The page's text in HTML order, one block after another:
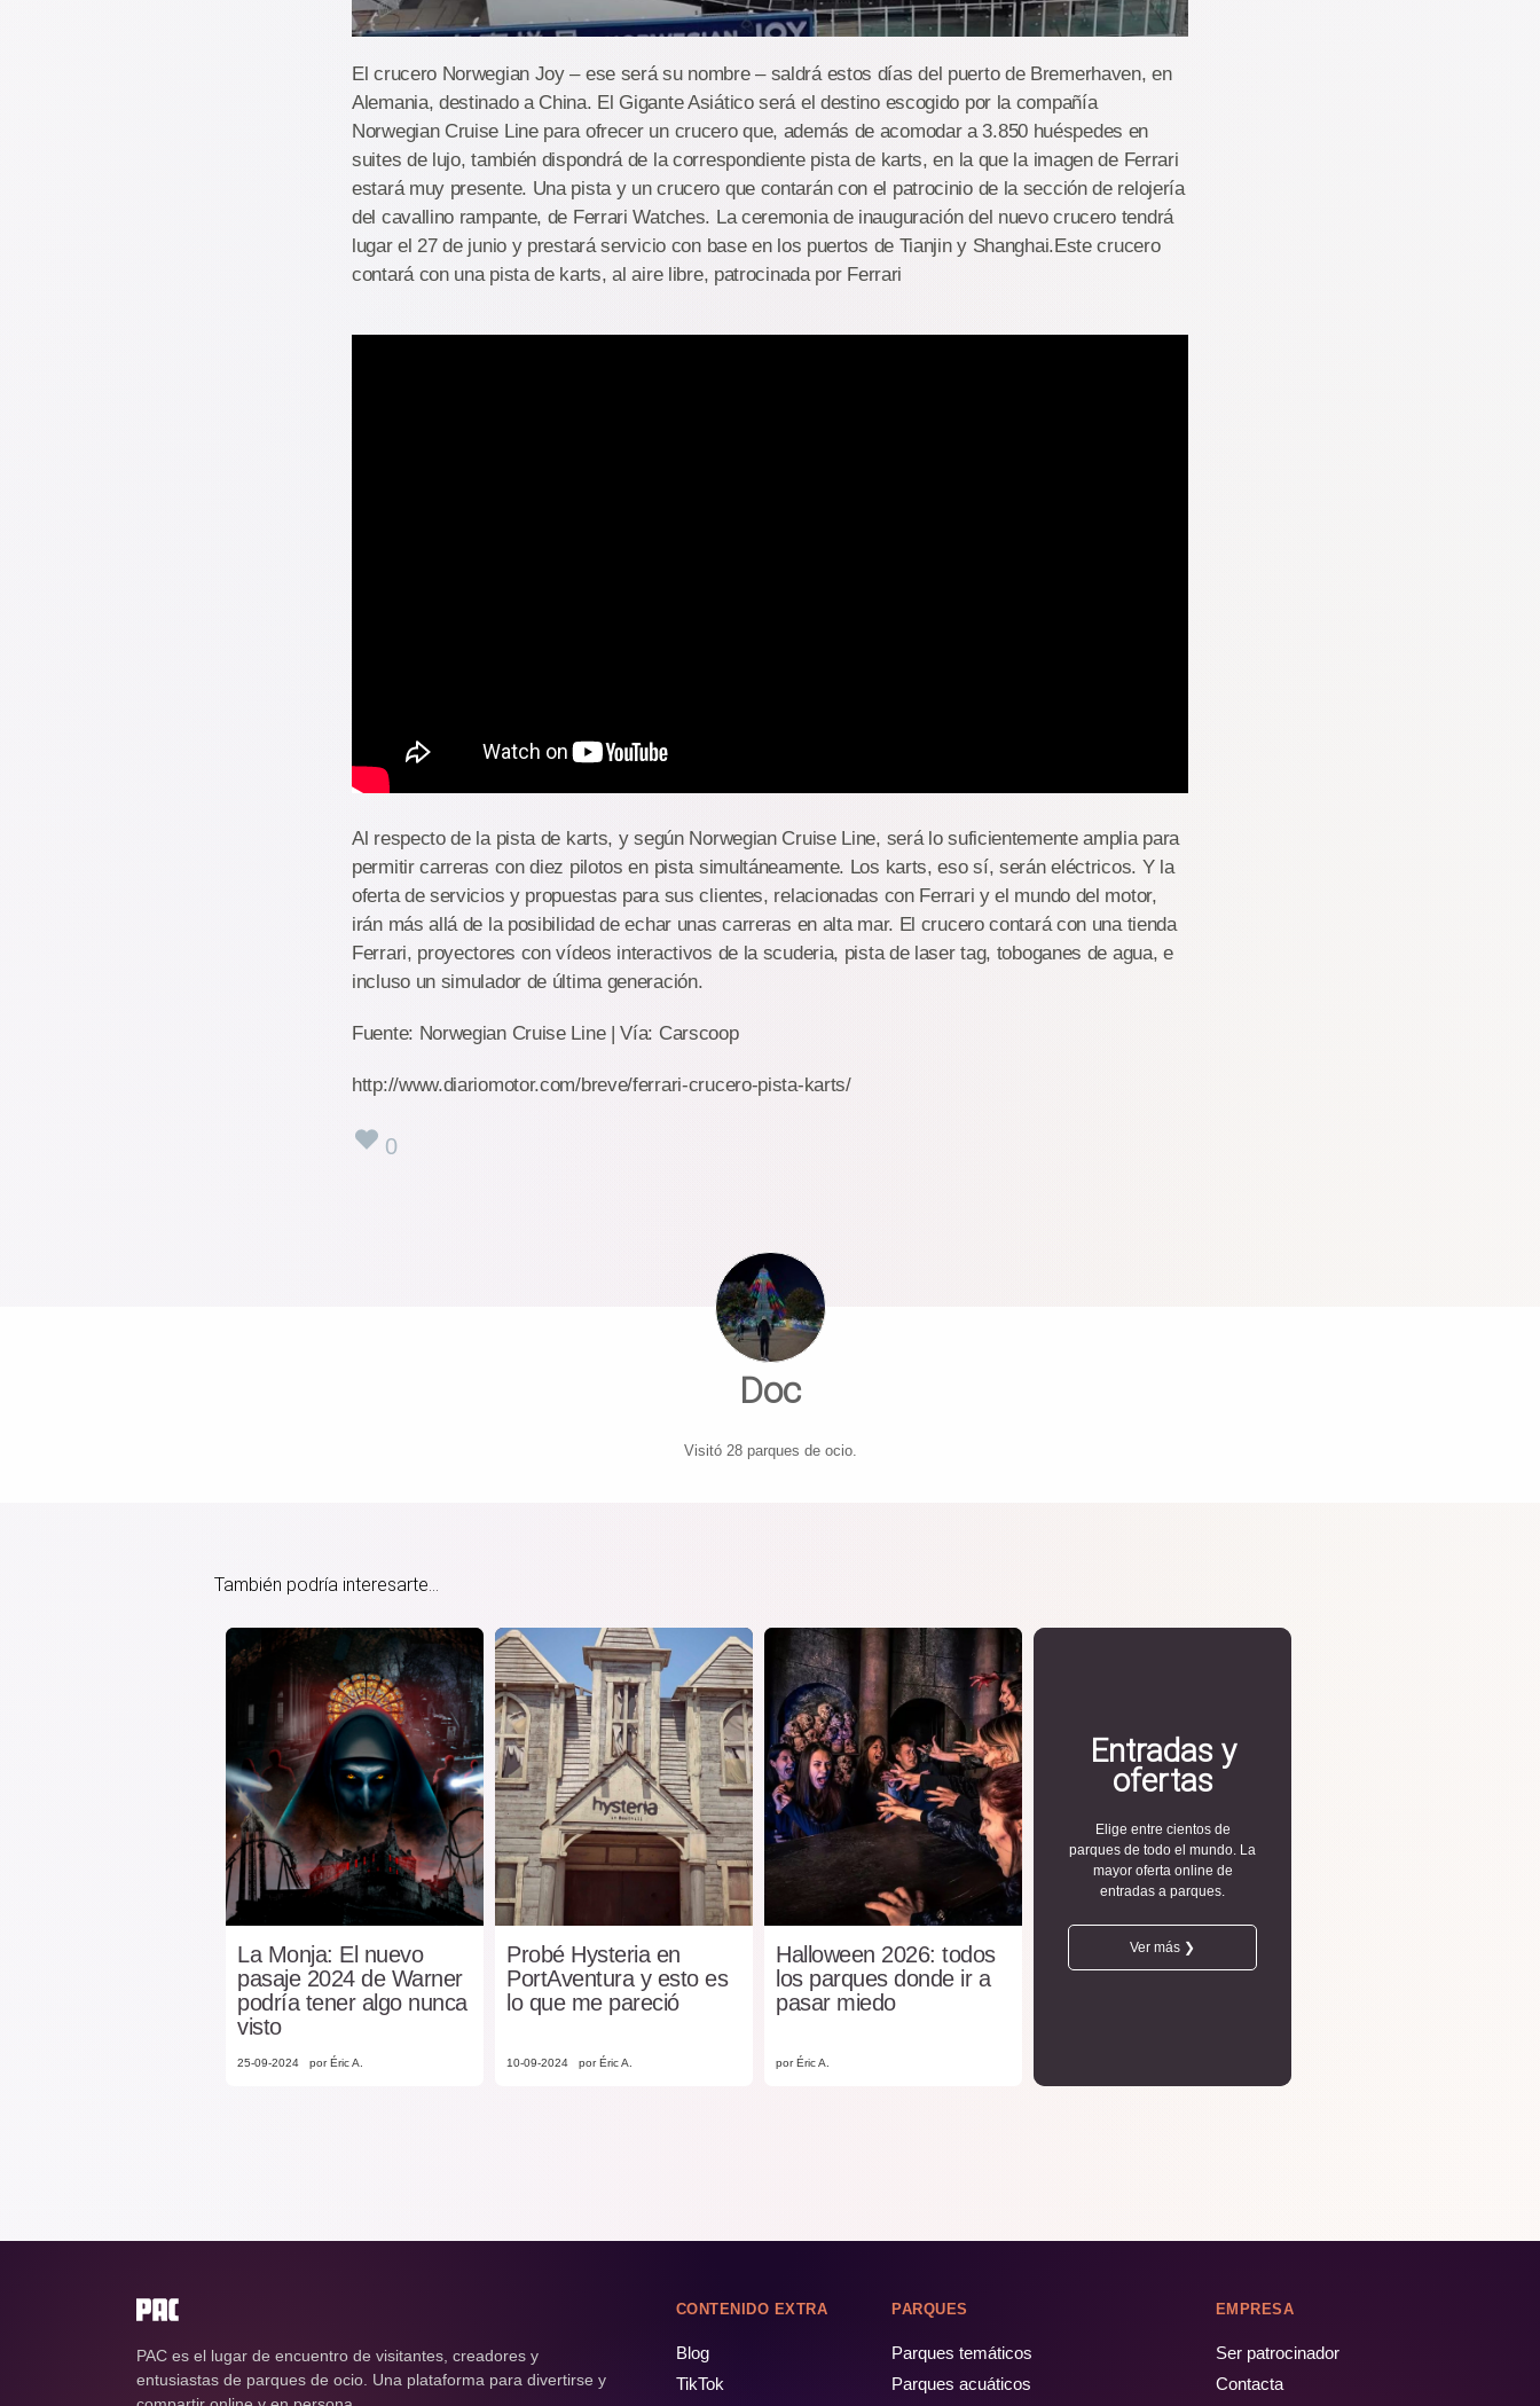
El crucero Norwegian Joy – ese será su nombre – saldrá estos días del puerto de Bremerhaven, en
Alemania, destinado a China. El Gigante Asiático será el destino escogido por la compañía
Norwegian Cruise Line para ofrecer un crucero que, además de acomodar a 3.850 huéspedes en
suites de lujo, también dispondrá de la correspondiente pista de karts, en la que la imagen de Ferrari
estará muy presente. Una pista y un crucero que contarán con el patrocinio de la sección de relojería
del cavallino rampante, de Ferrari Watches. La ceremonia de inauguración del nuevo crucero tendrá
lugar el 27 de junio y prestará servicio con base en los puertos de Tianjin y Shanghai.Este crucero
contará con una pista de karts, al aire libre, patrocinada por Ferrari
Al respecto de la pista de karts, y según Norwegian Cruise Line, será lo suficientemente amplia para
permitir carreras con diez pilotos en pista simultáneamente. Los karts, eso sí, serán eléctricos. Y la
oferta de servicios y propuestas para sus clientes, relacionadas con Ferrari y el mundo del motor,
irán más allá de la posibilidad de echar unas carreras en alta mar. El crucero contará con una tienda
Ferrari, proyectores con vídeos interactivos de la scuderia, pista de laser tag, toboganes de agua, e
incluso un simulador de última generación.
Fuente: Norwegian Cruise Line | Vía: Carscoop
http://www.diariomotor.com/breve/ferrari-crucero-pista-karts/
0
Doc
Visitó 28 parques de ocio.
También podría interesarte...
La Monja: El nuevo
pasaje 2024 de Warner
podría tener algo nunca
visto
25-09-2024 por Éric A.
Probé Hysteria en
PortAventura y esto es
lo que me pareció
10-09-2024 por Éric A.
Halloween 2026: todos
los parques donde ir a
pasar miedo
por Éric A.
Entradas y
ofertas
Elige entre cientos de
parques de todo el mundo. La
mayor oferta online de
entradas a parques.
Ver más ❯
PAC es el lugar de encuentro de visitantes, creadores y
entusiastas de parques de ocio. Una plataforma para divertirse y
CONTENIDO EXTRA
Blog
TikTok
PARQUES
Parques temáticos
Parques acuáticos
EMPRESA
Ser patrocinador
Contacta